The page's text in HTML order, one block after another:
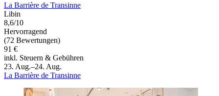
La Barrière de Transinne
Libin
8,6/10
Hervorragend
(72 Bewertungen)
91 €
inkl. Steuern & Gebühren
23. Aug.–24. Aug.
La Barrière de Transinne